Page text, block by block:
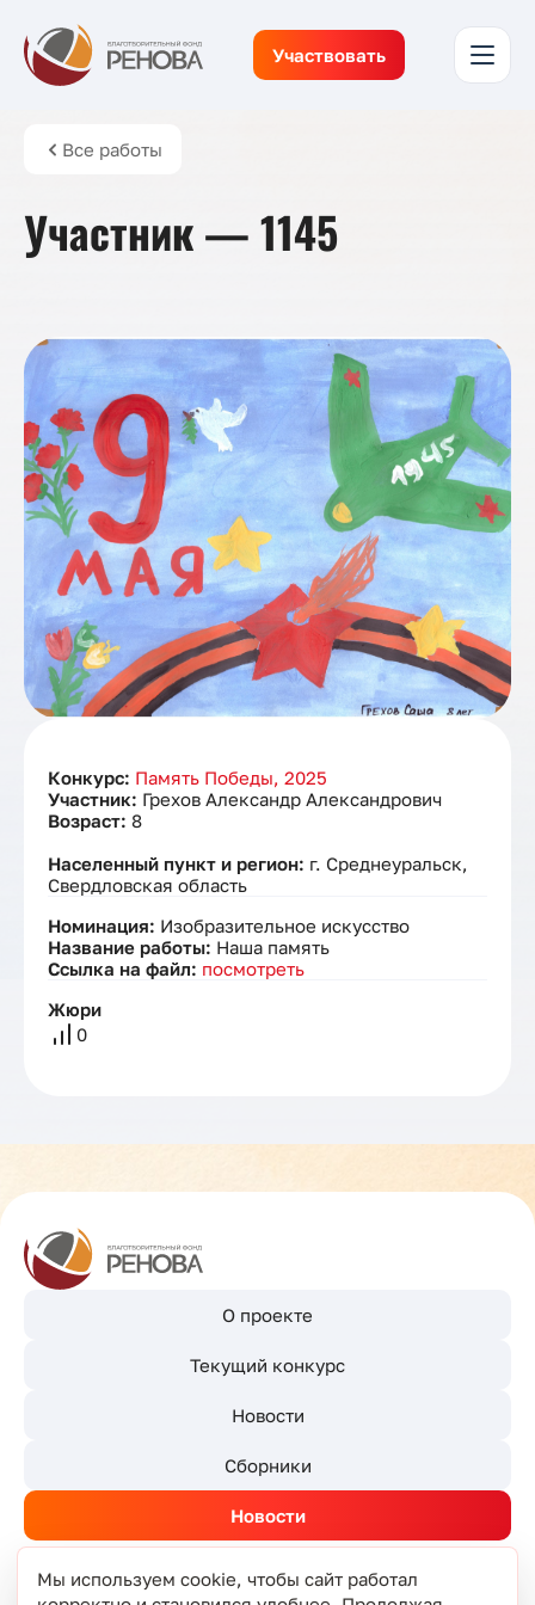
Участвовать
Все работы
Участник — 1145
Конкурс: Память Победы, 2025
Участник: Грехов Александр Александрович
Возраст: 8
Населенный пункт и регион: г. Среднеуральск,
Свердловская область
Номинация: Изобразительное искусство
Название работы: Наша память
Ссылка на файл: посмотреть
Жюри
0
О проекте
Текущий конкурс
Новости
Сборники
Новости
Мы используем cookie, чтобы сайт работал